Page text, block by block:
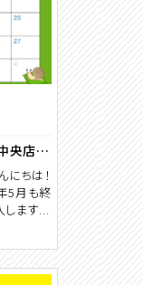
🍃カーセブン新潟中央店 6月カレンダー🐸
にちは！
5月も終
します...